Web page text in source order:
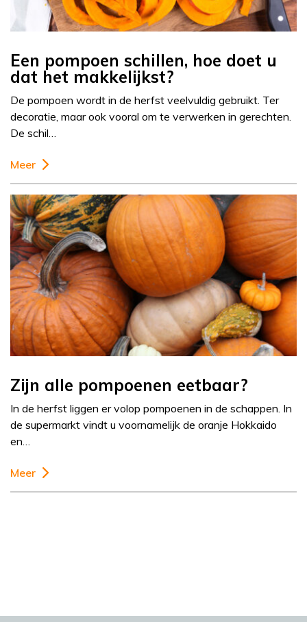
Een pompoen schillen, hoe doet u
dat het makkelijkst?
De pompoen wordt in de herfst veelvuldig gebruikt. Ter
decoratie, maar ook vooral om te verwerken in gerechten.
De schil…
Meer
Zijn alle pompoenen eetbaar?
In de herfst liggen er volop pompoenen in de schappen. In
de supermarkt vindt u voornamelijk de oranje Hokkaido
en…
Meer